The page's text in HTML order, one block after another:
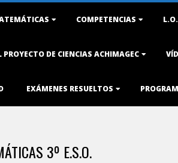
COMPETENCIAS
PROYECTO DE CIENCIAS ACHIMAGEC
EXÁMENES RESUELTOS
3º E.S.O.